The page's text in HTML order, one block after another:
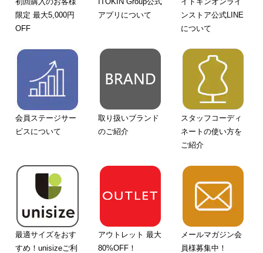
限定 最大5,000円
OFF
アプリについて
ンストア公式LINE
について
会員ステージサー
ビスについて
取り扱いブランド
のご紹介
スタッフコーディ
ネートの使い方を
ご紹介
最適サイズをおす
すめ！unisizeご利
アウトレット 最大
80%OFF！
メールマガジン会
員様募集中！